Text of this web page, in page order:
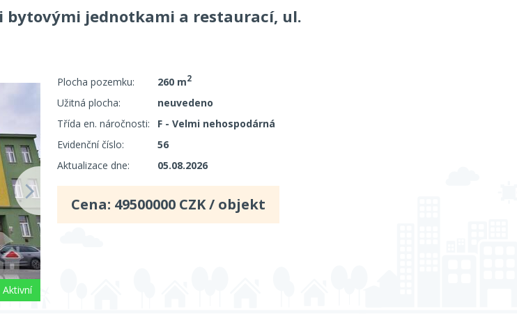
bytovými jednotkami a restaurací, ul.
Aktivní
Plocha pozemku: 260 m2
Užitná plocha:
neuvedeno
Třída en. náročnosti:
F - Velmi nehospodárná
Evidenční číslo:
56
Aktualizace dne:
05.08.2026
Cena: 49500000 CZK / objekt